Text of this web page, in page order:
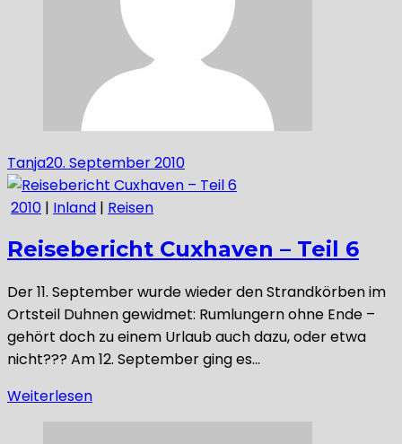
Tanja20. September 2010
2010 | Inland | Reisen
Reisebericht Cuxhaven – Teil 6
Der 11. September wurde wieder den Strandkörben im
Ortsteil Duhnen gewidmet: Rumlungern ohne Ende –
gehört doch zu einem Urlaub auch dazu, oder etwa
nicht??? Am 12. September ging es…
Weiterlesen